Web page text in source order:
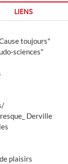
LIENS
toujours"
sciences"
Derville
plaisirs